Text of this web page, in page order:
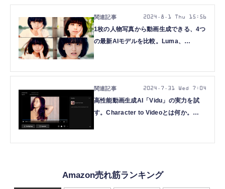
1枚の人物写真から動画生成できる、4つ
の最新AIモデルを比較。Luma、
2024.8.1 Thu 15:56
高性能動画生成AI「Vidu」の実力を試
す。Character to Videoとは何か。
2024.7.31 Wed 7:04
Amazon売れ筋ランキング